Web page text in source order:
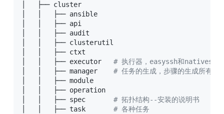
│   ├── cluster
│   │   ├── ansible
│   │   ├── api
│   │   ├── audit
│   │   ├── clusterutil
│   │   ├── ctxt
│   │   ├── executor # 执行器，easyssh和nativessh
│   │   ├── manager # 任务的生成，步骤的生成所有的
│   │   ├── module
│   │   ├── operation
│   │   ├── spec # 拓扑结构--安装的说明书
│   │   ├── task # 各种任务